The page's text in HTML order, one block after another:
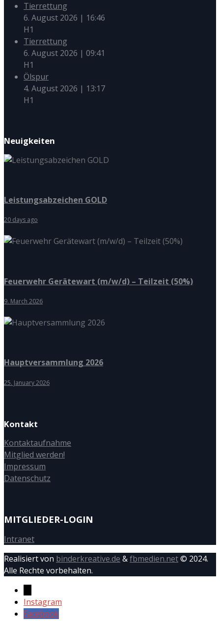
Tierrettung
6. August 2026 | 16:46
H1
Tierrettung
6. August 2026 | 09:41
H1
Ölspur
4. August 2026 | 13:17
H1
Neuigkeiten
Leistungsabzeichen GOLD
20 days ago
Feuerwehr Gerätewart (m/w/d) – Teilzeit (50%)
9. March 2026
Hauptversammlung 2026
25. January 2026
Kontakt
Kontaktaufnahme
Mitglied werden!
Impressum
Datenschutz
MITGLIEDER-LOGIN
Intranet
Realisiert von binderkreative.de &fbmedien.net© 2024.
Alle Rechte vorbehalten.
Instagram
Facebook